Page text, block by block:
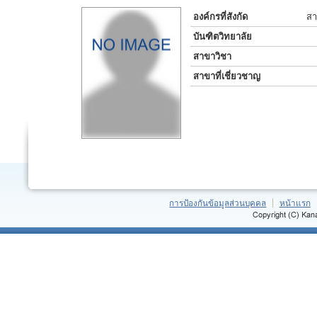
องค์กรที่สังกัด
ส
บันฑิตวิทยาลัย
สาขาวิชา
สาขาที่เชี่ยวชาญ
การป้องกันข้อมูลส่วนบุคคล หน้าแรก